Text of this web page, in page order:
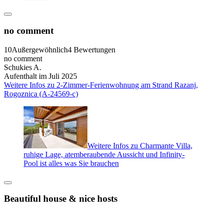
no comment
10Außergewöhnlich4 Bewertungen
no comment
Schukies A.
Aufenthalt im Juli 2025
Weitere Infos zu 2-Zimmer-Ferienwohnung am Strand Razanj,
Rogoznica (A-24569-c)
Weitere Infos zu Charmante Villa,
ruhige Lage, atemberaubende Aussicht und Infinity-
Pool ist alles was Sie brauchen
Beautiful house & nice hosts